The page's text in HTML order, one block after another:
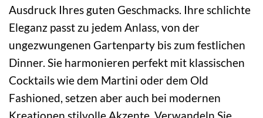
Ausdruck Ihres guten Geschmacks. Ihre schlichte
Eleganz passt zu jedem Anlass, von der
ungezwungenen Gartenparty bis zum festlichen
Dinner. Sie harmonieren perfekt mit klassischen
Cocktails wie dem Martini oder dem Old
Fashioned, setzen aber auch bei modernen